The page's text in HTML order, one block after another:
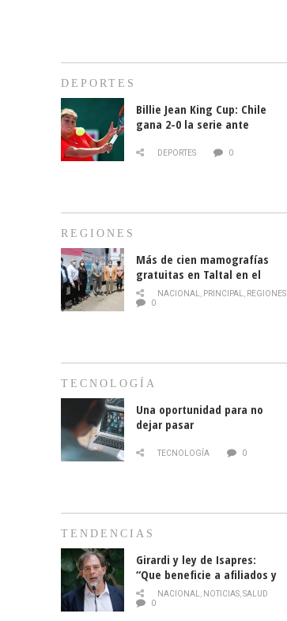
DEPORTES
Billie Jean King Cup: Chile
gana 2-0 la serie ante
DEPORTES 0
REGIONES
Más de cien mamografías
gratuitas en Taltal en el
mes de la prevención del
cáncer de mama
NACIONAL, PRINCIPAL, REGIONES
0
TECNOLOGÍA
Una oportunidad para no
dejar pasar
TECNOLOGÍA 0
TENDENCIAS
Girardi y ley de Isapres:
“Que beneficie a afiliados y
no legalice el abuso”
NACIONAL, NOTICIAS,SALUD
0